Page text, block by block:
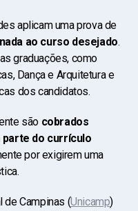
aplicam uma prova de
ao curso desejado.
graduações, como
Dança e Arquitetura e
dos candidatos.
são cobrados
do currículo
por exigirem uma
de Campinas (Unicamp)